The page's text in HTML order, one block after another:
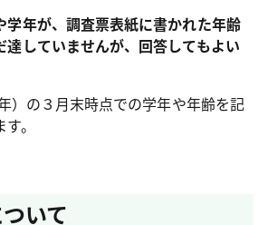
学年が、調査票表紙に書かれた年齢
達していませんが、回答してもよい
）の３月末時点での学年や年齢を記
。
いて